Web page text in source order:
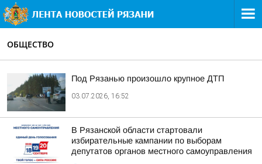
ОБЩЕСТВО
Под Рязанью произошло крупное ДТП
03.07.2026, 16:52
В Рязанской области стартовали
избирательные кампании по выборам
депутатов органов местного самоуправления